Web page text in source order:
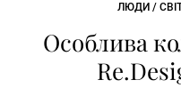
ЛЮДИ /
Особлива